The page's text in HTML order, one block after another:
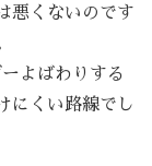
悪くないのです
よばわりする
にくい路線でし